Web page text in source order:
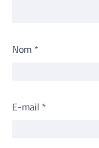
Nom *
E-mail *